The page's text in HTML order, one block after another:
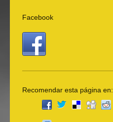
Facebook
Recomendar esta página en: